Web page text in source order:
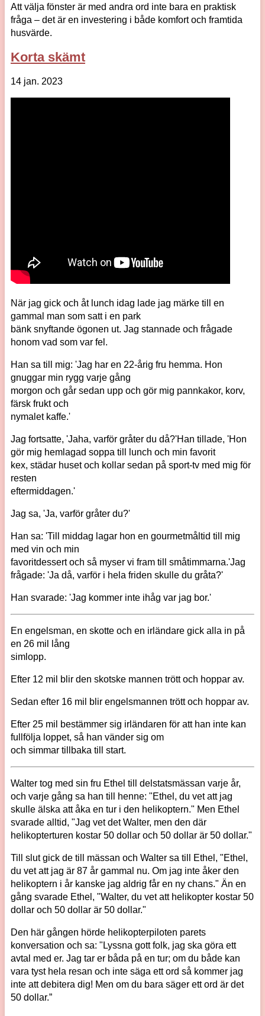
Att välja fönster är med andra ord inte bara en praktisk
fråga – det är en investering i både komfort och framtida
husvärde.
Korta skämt
14 jan. 2023
När jag gick och åt lunch idag lade jag märke till en
gammal man som satt i en park
bänk snyftande ögonen ut. Jag stannade och frågade
honom vad som var fel.
Han sa till mig: 'Jag har en 22-årig fru hemma. Hon
gnuggar min rygg varje gång
morgon och går sedan upp och gör mig pannkakor, korv,
färsk frukt och
nymalet kaffe.'
Jag fortsatte, 'Jaha, varför gråter du då?'Han tillade, 'Hon
gör mig hemlagad soppa till lunch och min favorit
kex, städar huset och kollar sedan på sport-tv med mig för
resten
eftermiddagen.'
Jag sa, 'Ja, varför gråter du?'
Han sa: 'Till middag lagar hon en gourmetmåltid till mig
med vin och min
favoritdessert och så myser vi fram till småtimmarna.'Jag
frågade: 'Ja då, varför i hela friden skulle du gråta?'
Han svarade: 'Jag kommer inte ihåg var jag bor.'
En engelsman, en skotte och en irländare gick alla in på
en 26 mil lång
simlopp.
Efter 12 mil blir den skotske mannen trött och hoppar av.
Sedan efter 16 mil blir engelsmannen trött och hoppar av.
Efter 25 mil bestämmer sig irländaren för att han inte kan
fullfölja loppet, så han vänder sig om
och simmar tillbaka till start.
Walter tog med sin fru Ethel till delstatsmässan varje år,
och varje gång sa han till henne: "Ethel, du vet att jag
skulle älska att åka en tur i den helikoptern." Men Ethel
svarade alltid, "Jag vet det Walter, men den där
helikopterturen kostar 50 dollar och 50 dollar är 50 dollar."
Till slut gick de till mässan och Walter sa till Ethel, "Ethel,
du vet att jag är 87 år gammal nu. Om jag inte åker den
helikoptern i år kanske jag aldrig får en ny chans." Än en
gång svarade Ethel, "Walter, du vet att helikopter kostar 50
dollar och 50 dollar är 50 dollar."
Den här gången hörde helikopterpiloten parets
konversation och sa: "Lyssna gott folk, jag ska göra ett
avtal med er. Jag tar er båda på en tur; om du både kan
vara tyst hela resan och inte säga ett ord så kommer jag
inte att debitera dig! Men om du bara säger ett ord är det
50 dollar.”